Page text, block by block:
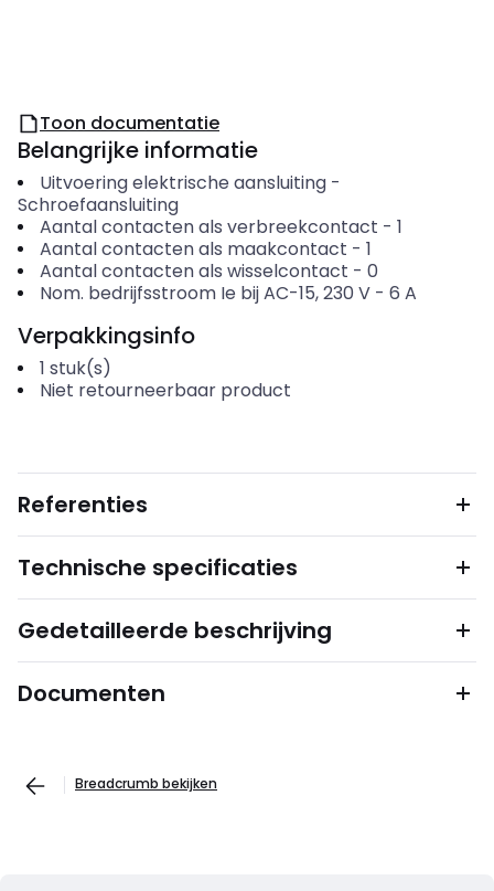
Toon documentatie
Belangrijke informatie
Uitvoering elektrische aansluiting-
Schroefaansluiting
Aantal contacten als verbreekcontact - 1
Aantal contacten als maakcontact - 1
Aantal contacten als wisselcontact - 0
Nom. bedrijfsstroom Ie bij AC-15, 230 V- 6 A
Verpakkingsinfo
1 stuk(s)
Niet retourneerbaar product
Referenties
Technische specificaties
Gedetailleerde beschrijving
Documenten
Breadcrumb bekijken